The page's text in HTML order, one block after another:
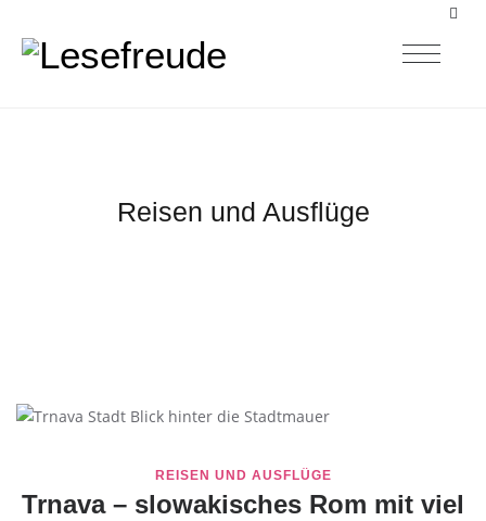
Reisen und Ausflüge
REISEN UND AUSFLÜGE
Trnava – slowakisches Rom mit viel